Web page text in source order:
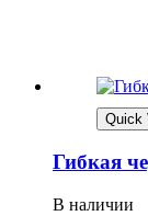
Quick
Гибкая
В наличии